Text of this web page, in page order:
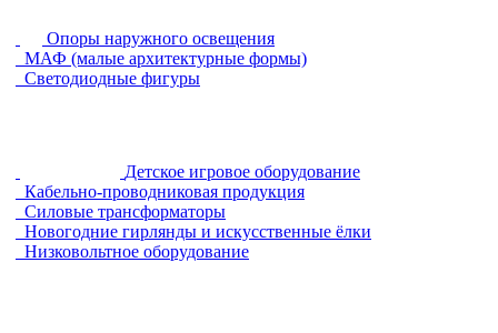
Опоры наружного освещения
МАФ (малые архитектурные формы)
Светодиодные фигуры
Детское игровое оборудование
Кабельно-проводниковая продукция
Силовые трансформаторы
Новогодние гирлянды и искусственные ёлки
Низковольтное оборудование